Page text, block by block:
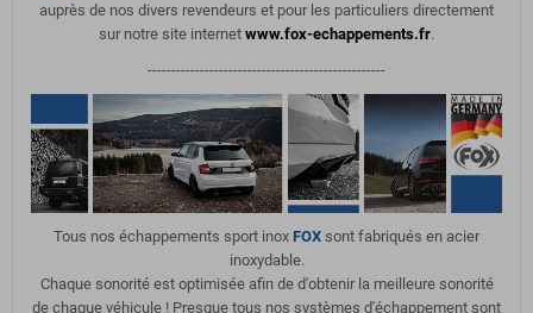
auprès de nos divers revendeurs et pour les particuliers directement
sur notre site internet www.fox-echappements.fr.
--------------------------------------------------
Tous nos échappements sport inox FOX sont fabriqués en acier
inoxydable.
Chaque sonorité est optimisée afin de d'obtenir la meilleure sonorité
de chaque véhicule ! Presque tous nos systèmes d'échappement sont